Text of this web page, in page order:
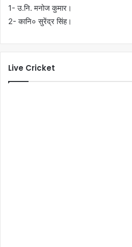
1- उ.नि. मनोज कुमार।
2- कानि० सुरेंद्र सिंह।
Live Cricket